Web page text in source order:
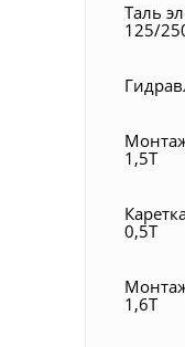
Таль
125/
1,5Т
0,5Т
1,6Т